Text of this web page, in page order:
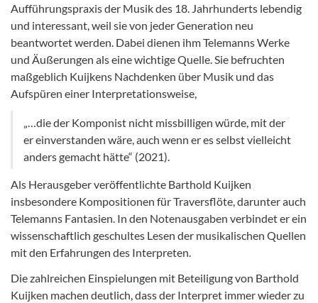
Aufführungspraxis der Musik des 18. Jahrhunderts lebendig
und interessant, weil sie von jeder Generation neu
beantwortet werden. Dabei dienen ihm Telemanns Werke
und Äußerungen als eine wichtige Quelle. Sie befruchten
maßgeblich Kuijkens Nachdenken über Musik und das
Aufspüren einer Interpretationsweise,
„…die der Komponist nicht missbilligen würde, mit der
er einverstanden wäre, auch wenn er es selbst vielleicht
anders gemacht hätte“ (2021).
Als Herausgeber veröffentlichte Barthold Kuijken
insbesondere Kompositionen für Traversflöte, darunter auch
Telemanns Fantasien. In den Notenausgaben verbindet er ein
wissenschaftlich geschultes Lesen der musikalischen Quellen
mit den Erfahrungen des Interpreten.
Die zahlreichen Einspielungen mit Beteiligung von Barthold
Kuijken machen deutlich, dass der Interpret immer wieder zu